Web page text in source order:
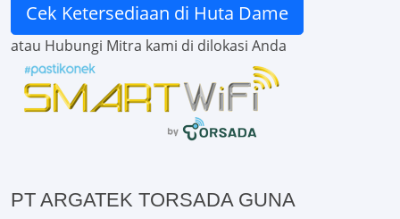
Cek Ketersediaan di Huta Dame
atau Hubungi Mitra kami di dilokasi Anda
PT ARGATEK TORSADA GUNA